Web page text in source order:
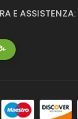
E ASSISTENZA: